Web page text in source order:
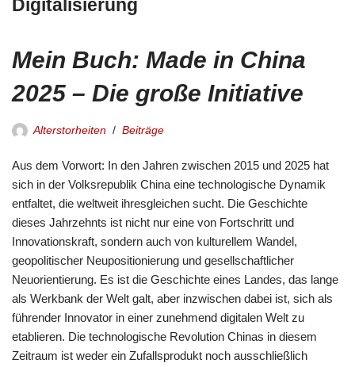
Digitalisierung
Mein Buch: Made in China
2025 – Die große Initiative
Alterstorheiten Beiträge
Aus dem Vorwort: In den Jahren zwischen 2015 und 2025 hat
sich in der Volksrepublik China eine technologische Dynamik
entfaltet, die weltweit ihresgleichen sucht. Die Geschichte
dieses Jahrzehnts ist nicht nur eine von Fortschritt und
Innovationskraft, sondern auch von kulturellem Wandel,
geopolitischer Neupositionierung und gesellschaftlicher
Neuorientierung. Es ist die Geschichte eines Landes, das lange
als Werkbank der Welt galt, aber inzwischen dabei ist, sich als
führender Innovator in einer zunehmend digitalen Welt zu
etablieren. Die technologische Revolution Chinas in diesem
Zeitraum ist weder ein Zufallsprodukt noch ausschließlich